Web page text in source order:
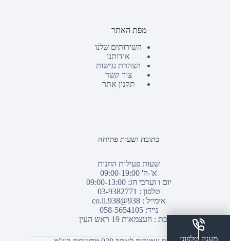
מפת האתר
השירותים שלנו
אודותנו
הצהרת נגישות
צור קשר
תקנון אתר
כתובת ושעות פתיחה
שעות פעילות החנות
א'-ה' 09:00-19:00
יום ו וערבי חג: 09:00-13:00
טלפון : 03-9382771
אימייל :938@938.co.il
נייד: 058-5654105
כתובת : העצמאות 19 ראש העין
מענה טלפוני